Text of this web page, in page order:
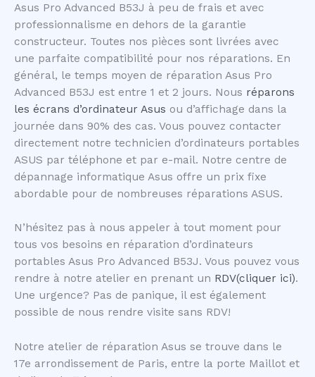
Asus Pro Advanced B53J à peu de frais et avec
professionnalisme en dehors de la garantie
constructeur. Toutes nos pièces sont livrées avec
une parfaite compatibilité pour nos réparations. En
général, le temps moyen de réparation Asus Pro
Advanced B53J est entre 1 et 2 jours. Nous réparons
les écrans d’ordinateur Asus ou d’affichage dans la
journée dans 90% des cas. Vous pouvez contacter
directement notre technicien d’ordinateurs portables
ASUS par téléphone et par e-mail. Notre centre de
dépannage informatique Asus offre un prix fixe
abordable pour de nombreuses réparations ASUS.
N’hésitez pas à nous appeler à tout moment pour
tous vos besoins en réparation d’ordinateurs
portables Asus Pro Advanced B53J. Vous pouvez vous
rendre à notre atelier en prenant un RDV(cliquer ici).
Une urgence? Pas de panique, il est également
possible de nous rendre visite sans RDV!
Notre atelier de réparation Asus se trouve dans le
17e arrondissement de Paris, entre la porte Maillot et